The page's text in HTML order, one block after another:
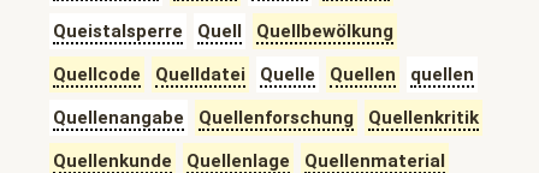
Queistalsperre
Quell
Quellbewölkung
Quellcode
Quelldatei Quelle Quellen
quellen
Quellenangabe
Quellenforschung
Quellenkritik
Quellenkunde
Quellenlage
Quellenmaterial